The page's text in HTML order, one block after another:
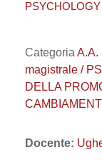
Categoria A.A.
magistrale /
DELLA
Docente: